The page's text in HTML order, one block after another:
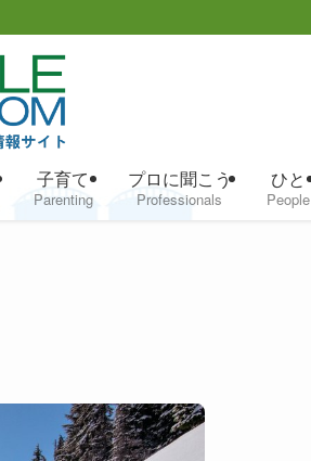
子育て
Parenting
プロに聞こう
Professionals
ひと
People